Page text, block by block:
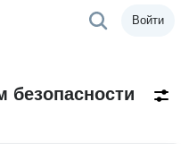
Войти
безопасности